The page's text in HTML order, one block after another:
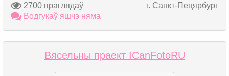
2700 праглядаў
г. Санкт-Пецярбург
Водгукаў яшчэ няма
Вясельны праект ICanFotoRU